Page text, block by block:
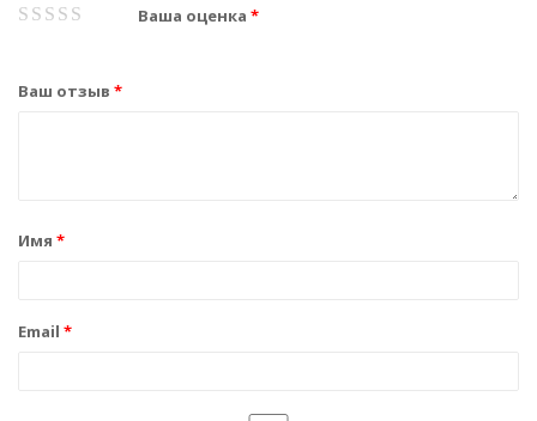
Ваша оценка *
1
2
3
4
5
Ваш отзыв *
Имя *
Email *